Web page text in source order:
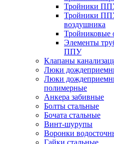
Тройники
Тройники
воздушника
Тройниковые
Элементы
ППУ
Клапаны
Люки
Люки
полимерные
Анкера забивные
Болты стальные
Бочата стальные
Винт-шурупы
Воронки
Гайки стальные